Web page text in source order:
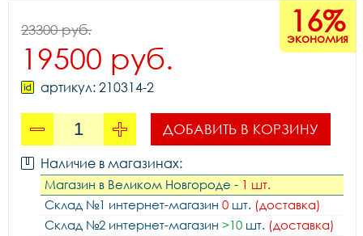
16%
экономия
23300 руб.
19500 руб.
артикул: 210314-2
ДОБАВИТЬ В КОРЗИНУ
Наличие в магазинах:
Магазин в Великом Новгороде - 1 шт.
Склад №1 интернет-магазин 0 шт. (доставка)
Склад №2 интернет-магазин >10 шт. (доставка)